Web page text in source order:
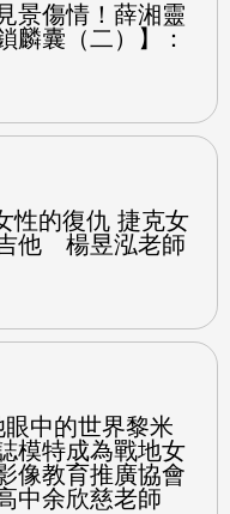
景傷情！薛湘靈
麟囊（二）】：
性的復仇 捷克女
他 楊昱泓老師
眼中的世界黎米
模特成為戰地女
像教育推廣協會
中余欣慈老師